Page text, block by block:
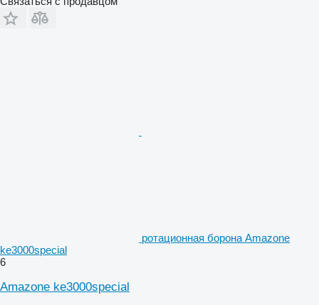
ротационная борона Amazone
ke3000special
6
Amazone ke3000special